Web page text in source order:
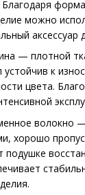
можно
— плотной
к
цвета.
волокно
хорошо
подушке